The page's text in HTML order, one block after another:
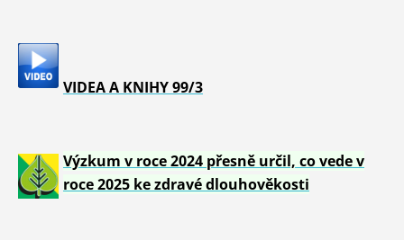
VIDEA A KNIHY 99/3
Výzkum v roce 2024 přesně určil, co vede v
roce 2025 ke zdravé dlouhověkosti